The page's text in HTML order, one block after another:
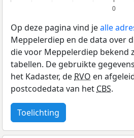
0
Op deze pagina vind jealle
Meppelerdiep en de data over
die voor Meppelerdiep bekend
tabellen. De gebruikte
het Kadaster, deRVO en
postcodedata van hetCBS.
Toelichting